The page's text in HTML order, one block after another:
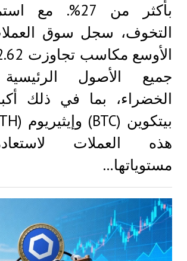
بأكثر من 27%.
التخوف، سجل سوق
جميع الأصول
الخضراء، بما في ذلك
هذه العملات
مستوياتها…